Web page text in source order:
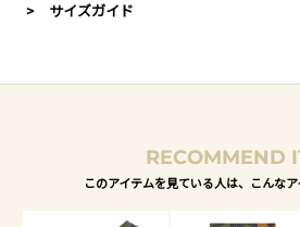
> サイズガイド
RECOMMEND
このアイテムを見ている人は、こんな